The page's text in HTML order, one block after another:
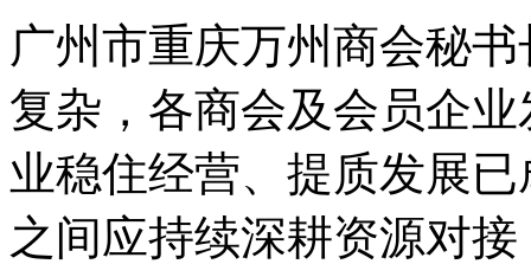
广州市重庆万州商会秘
复杂，各商会及会员企
业稳住经营、提质发展
之间应持续深耕资源对